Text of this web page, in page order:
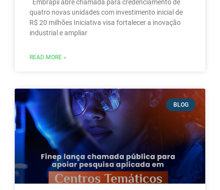
Embrapii abre chamada para credenciamento de
quatro novas unidades com investimento inicial de
R$ 20 milhões Iniciativa visa fortalecer a inovação
industrial e ampliar
READ MORE »
BLOG